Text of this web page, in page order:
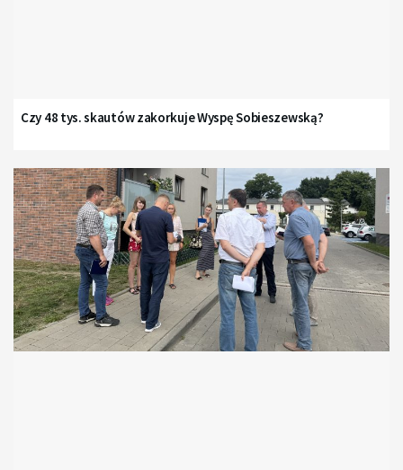
Czy 48 tys. skautów zakorkuje Wyspę Sobieszewską?